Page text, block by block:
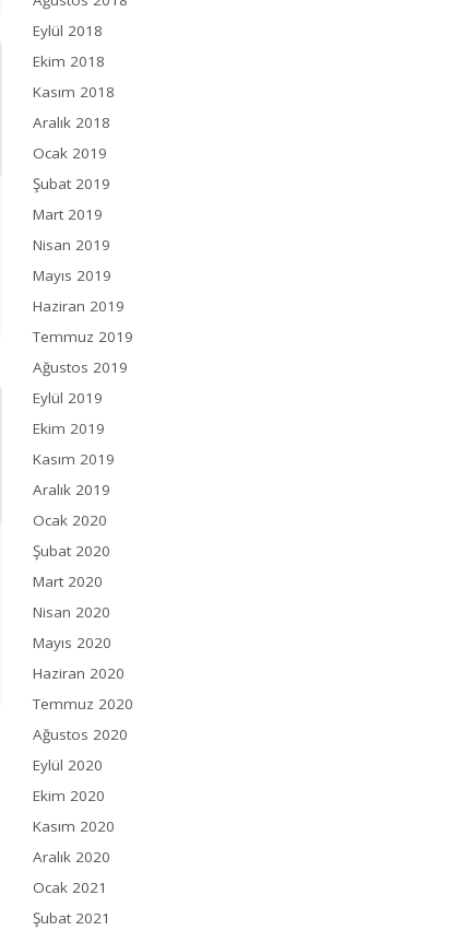
Eylül 2018
Ekim 2018
Kasım 2018
Aralık 2018
Ocak 2019
Şubat 2019
Mart 2019
Nisan 2019
Mayıs 2019
Haziran 2019
Temmuz 2019
Ağustos 2019
Eylül 2019
Ekim 2019
Kasım 2019
Aralık 2019
Ocak 2020
Şubat 2020
Mart 2020
Nisan 2020
Mayıs 2020
Haziran 2020
Temmuz 2020
Ağustos 2020
Eylül 2020
Ekim 2020
Kasım 2020
Aralık 2020
Ocak 2021
Şubat 2021